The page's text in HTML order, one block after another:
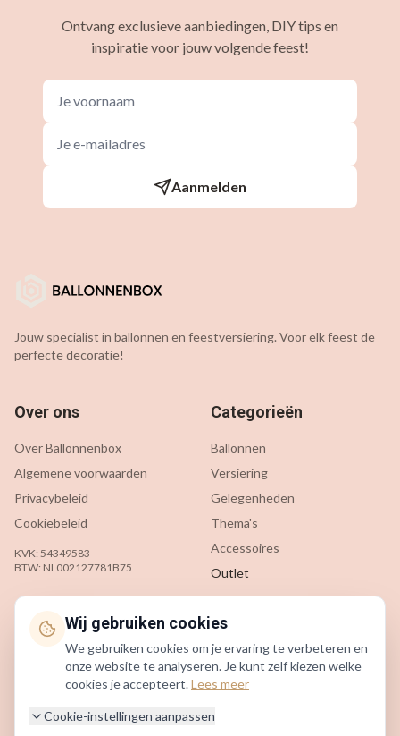
Ontvang exclusieve aanbiedingen, DIY tips en
inspiratie voor jouw volgende feest!
Aanmelden
Jouw specialist in ballonnen en feestversiering. Voor elk feest de
perfecte decoratie!
Over ons
Over Ballonnenbox
Algemene voorwaarden
Privacybeleid
Cookiebeleid
KVK: 54349583
BTW: NL002127781B75
Categorieën
Ballonnen
Versiering
Gelegenheden
Thema's
Accessoires
Outlet
Klantenservice
Veelgestelde vragen
Contact
info@ballonnenbox.nl
085 200 7442
Wij gebruiken cookies
We gebruiken cookies om je ervaring te verbeteren en
onze website te analyseren. Je kunt zelf kiezen welke
cookies je accepteert.Lees meer
Cookie-instellingen aanpassen